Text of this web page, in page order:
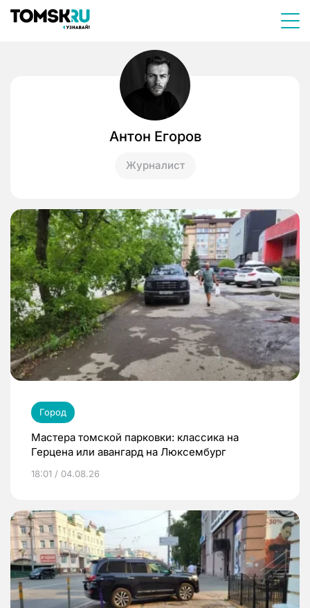
Антон Егоров
Журналист
Город
Мастера томской парковки: классика на
Герцена или авангард на Люксембург
18:01 / 04.08.26